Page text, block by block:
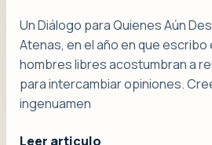
Un Diálogo para Quienes Aún
Atenas, en el año en que escribo
hombres libres acostumbran a
para intercambiar opiniones.
ingenuamen
Leer articulo